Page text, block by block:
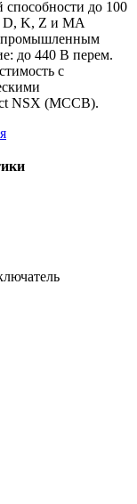
до 100
D, K, Z и MA
промышленным
до 440 В перем.
с
NSX (MCCB).